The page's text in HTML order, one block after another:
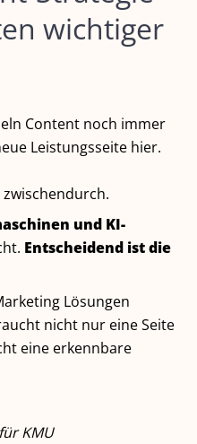
wichtiger
Content noch immer
Leistungsseite hier.
zwischendurch.
und KI-
Entscheidend ist die
Lösungen
nicht nur eine Seite
eine erkennbare
KMU